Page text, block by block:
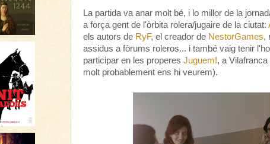
La partida va anar molt bé, i lo millor de la
a força gent de l'òrbita rolera/jugaire de la ciutat:
els autors de RyF, el creador de NestorGames,
assidus a fòrums roleros... i també vaig tenir
participar en les properes Juguem!, a
molt probablement ens hi veurem).